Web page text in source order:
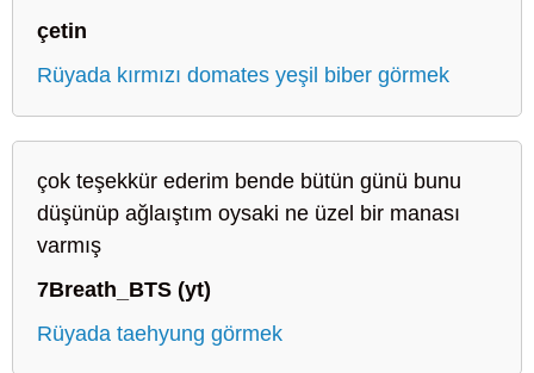
çetin
Rüyada kırmızı domates yeşil biber görmek
çok teşekkür ederim bende bütün günü bunu
düşünüp ağlaıştım oysaki ne üzel bir manası
varmış
7Breath_BTS (yt)
Rüyada taehyung görmek